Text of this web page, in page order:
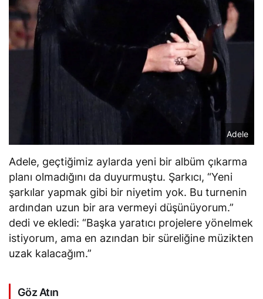
Adele
Adele, geçtiğimiz aylarda yeni bir albüm çıkarma
planı olmadığını da duyurmuştu. Şarkıcı, “Yeni
şarkılar yapmak gibi bir niyetim yok. Bu turnenin
ardından uzun bir ara vermeyi düşünüyorum.”
dedi ve ekledi: “Başka yaratıcı projelere yönelmek
istiyorum, ama en azından bir süreliğine müzikten
uzak kalacağım.”
Göz Atın